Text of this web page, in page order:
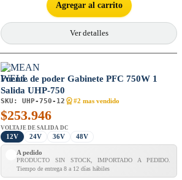
Agregar al carrito
Ver detalles
Fuente de poder Gabinete PFC 750W 1
Salida UHP-750
SKU: UHP-750-12 #2 mas vendido
$253.946
VOLTAJE DE SALIDA DC
12V 24V 36V 48V
A pedido
PRODUCTO SIN STOCK, IMPORTADO A PEDIDO.
Tiempo de entrega 8 a 12 días hábiles